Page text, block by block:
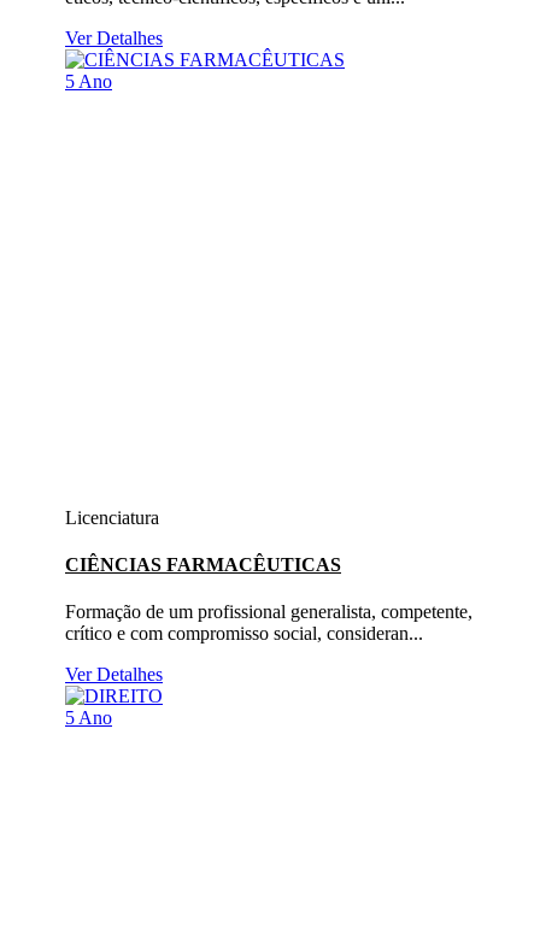
Ver Detalhes
5 Ano
Licenciatura
CIÊNCIAS FARMACÊUTICAS
Formação de um profissional generalista, competente,
crítico e com compromisso social, consideran...
Ver Detalhes
5 Ano